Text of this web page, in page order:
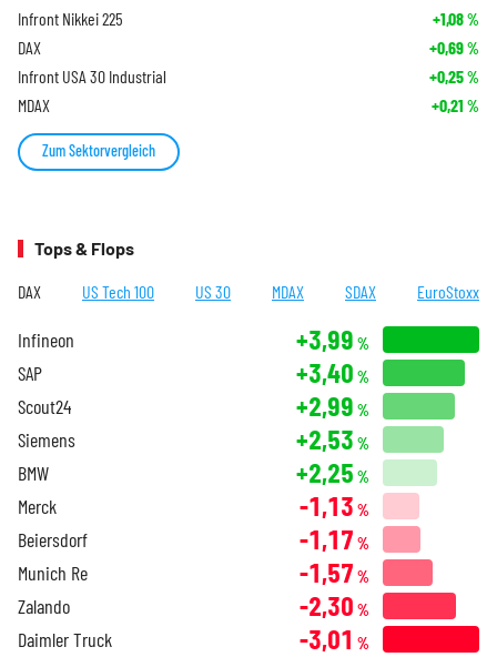
Infront Nikkei 225 +1,08%
DAX +0,69%
Infront USA 30 Industrial +0,25%
MDAX +0,21 %
Zum Sektorvergleich
Tops & Flops
DAX US Tech 100 US 30 MDAX SDAX EuroStoxx
Infineon +3,99 %
SAP +3,40 %
Scout24 +2,99 %
Siemens +2,53 %
BMW +2,25 %
Merck -1,13 %
Beiersdorf -1,17 %
Munich Re -1,57 %
Zalando -2,30 %
Daimler Truck -3,01 %